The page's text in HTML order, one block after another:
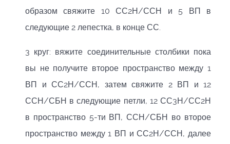
образом свяжите 10 СС2Н/ССН и 5 ВП в
следующие 2 лепестка, в конце СС.
3 круг: вяжите соединительные столбики пока
вы не получите второе пространство между 1
ВП и СС2Н/ССН, затем свяжите 2 ВП и 12
ССН/СБН в следующие петли, 12 СС3Н/СС2Н
в пространство 5-ти ВП, ССН/СБН во второе
пространство между 1 ВП и СС2Н/ССН, далее